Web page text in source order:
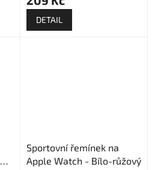
DETAIL
Sportovní řemínek na
Apple Watch - Bílo-růžový